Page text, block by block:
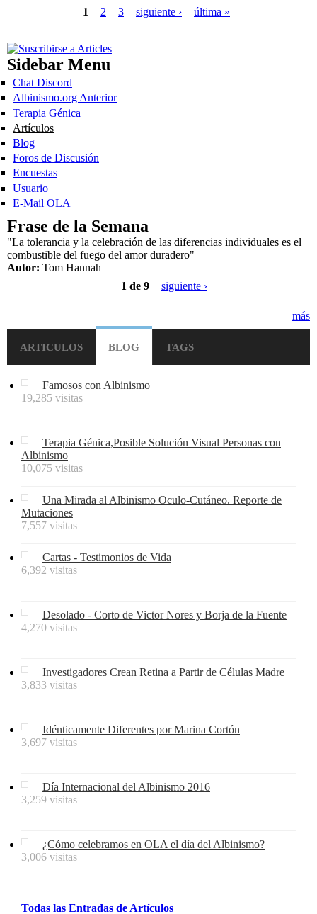
¿Qué es OpenID?
Contraseña*
Entrar usando OpenID
Cancelar entrada vía OpenID
Crear nueva cuenta
1 2 3 siguiente › última »
Sidebar Menu
Chat Discord
Albinismo.org Anterior
Terapia Génica
Artículos
Blog
Foros de Discusión
Encuestas
Usuario
E-Mail OLA
Frase de la Semana
"La tolerancia y la celebración de las diferencias individuales es el
combustible del fuego del amor duradero"
Autor: Tom Hannah
1 de 9
siguiente ›
más
ARTICULOS BLOG TAGS
Famosos con Albinismo
19,285 visitas
Terapia Génica,Posible Solución Visual Personas con
Albinismo
10,075 visitas
Una Mirada al Albinismo Oculo-Cutáneo. Reporte de
Mutaciones
7,557 visitas
Cartas - Testimonios de Vida
6,392 visitas
Desolado - Corto de Victor Nores y Borja de la Fuente
4,270 visitas
Investigadores Crean Retina a Partir de Células Madre
3,833 visitas
Idénticamente Diferentes por Marina Cortón
3,697 visitas
Día Internacional del Albinismo 2016
3,259 visitas
¿Cómo celebramos en OLA el día del Albinismo?
3,006 visitas
Todas las Entradas de Artículos